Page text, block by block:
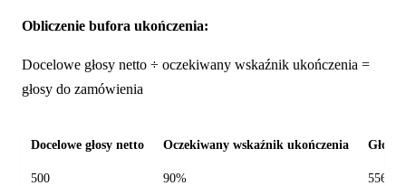
Obliczenie bufora ukończenia:
Docelowe głosy netto ÷ oczekiwany wskaźnik ukończenia =
głosy do zamówienia
Docelowe głosy netto Oczekiwany wskaźnik ukończenia Głosy
500 90% 556